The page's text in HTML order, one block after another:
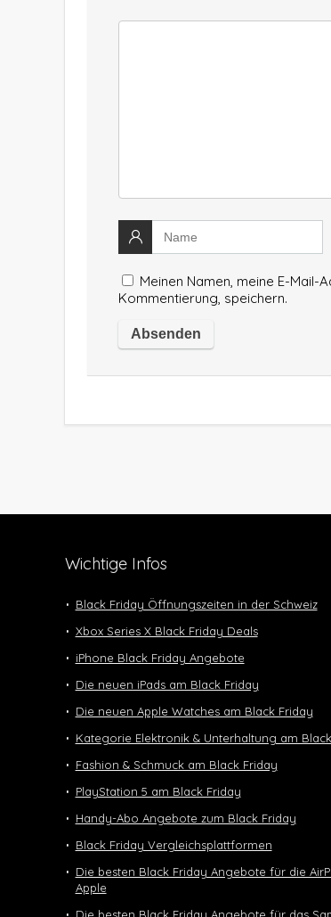
Meinen Namen, meine E-
Kommentierung, speichern.
Wichtige Infos
Black Friday Öffnungszeiten in der Schweiz
Xbox Series X Black Friday Deals
iPhone Black Friday Angebote
Die neuen iPads am Black Friday
Die neuen Apple Watches am Black Friday
Kategorie Elektronik & Unterhaltung am
Fashion & Schmuck am Black Friday
PlayStation 5 am Black Friday
Handy-Abo Angebote zum Black Friday
Black Friday Vergleichsplattformen
Die besten Black Friday Angebote für die
Apple